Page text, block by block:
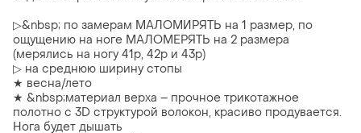
▷&nbsp; по замерам МАЛОМИРЯТЬ на 1 размер, по
ощущению на ноге МАЛОМЕРЯТЬ на 2 размера
(мерялись на ногу 41р, 42р и 43р)
▷ на среднюю ширину стопы
★ весна/лето
★ &nbsp;материал верха – прочное трикотажное
полотно с 3D структурой волокон, красиво продувается.
Нога будет дышать